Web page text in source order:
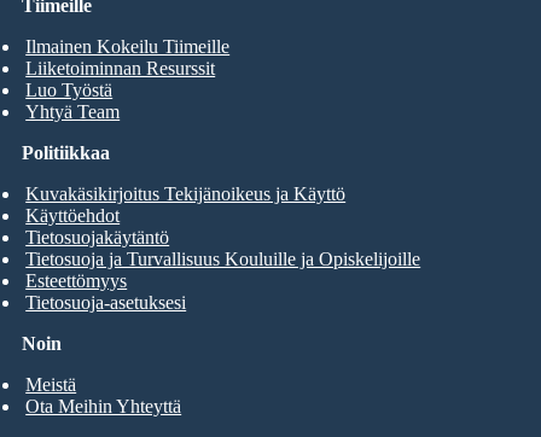
Tiimeille
Ilmainen Kokeilu Tiimeille
Liiketoiminnan Resurssit
Luo Työstä
Yhtyä Team
Noin
Meistä
Ota Meihin Yhteyttä
Politiikkaa
Kuvakäsikirjoitus Tekijänoikeus ja Käyttö
Käyttöehdot
Tietosuojakäytäntö
Tietosuoja ja Turvallisuus Kouluille ja Opiskelijoille
Esteettömyys
Tietosuoja-asetuksesi